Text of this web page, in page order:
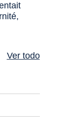
Ver todo